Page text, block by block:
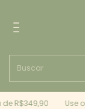
R$349,90 Use o